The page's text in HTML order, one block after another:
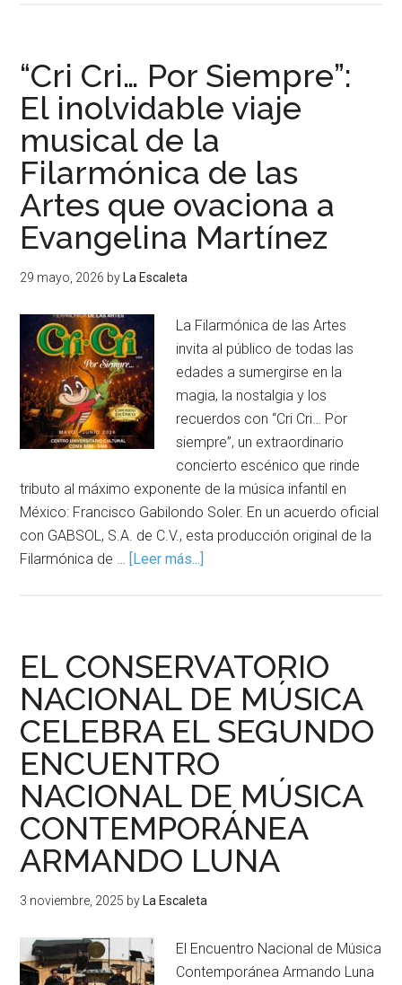
“Cri Cri… Por Siempre”:
El inolvidable viaje
musical de la
Filarmónica de las
Artes que ovaciona a
Evangelina Martínez
29 mayo, 2026 by La Escaleta
La Filarmónica de las Artes
invita al público de todas las
edades a sumergirse en la
magia, la nostalgia y los
recuerdos con “Cri Cri… Por
siempre”, un extraordinario
concierto escénico que rinde
tributo al máximo exponente de la música infantil en
México: Francisco Gabilondo Soler. En un acuerdo oficial
con GABSOL, S.A. de C.V., esta producción original de la
Filarmónica de … [Leer más...]
EL CONSERVATORIO
NACIONAL DE MÚSICA
CELEBRA EL SEGUNDO
ENCUENTRO
NACIONAL DE MÚSICA
CONTEMPORÁNEA
ARMANDO LUNA
3 noviembre, 2025 by La Escaleta
El Encuentro Nacional de Música
Contemporánea Armando Luna